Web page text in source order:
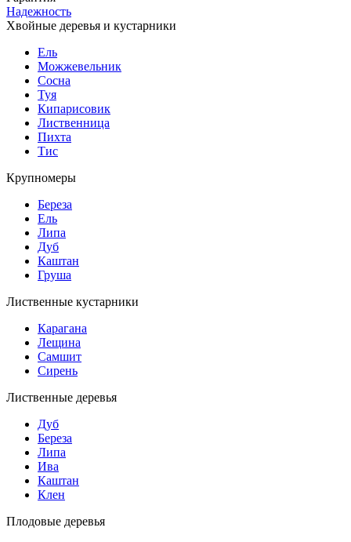
Надежность
Хвойные деревья и кустарники
Ель
Можжевельник
Сосна
Туя
Кипарисовик
Лиственница
Пихта
Тис
Крупномеры
Береза
Ель
Липа
Дуб
Каштан
Груша
Лиственные кустарники
Карагана
Лещина
Самшит
Сирень
Лиственные деревья
Дуб
Береза
Липа
Ива
Каштан
Клен
Плодовые деревья